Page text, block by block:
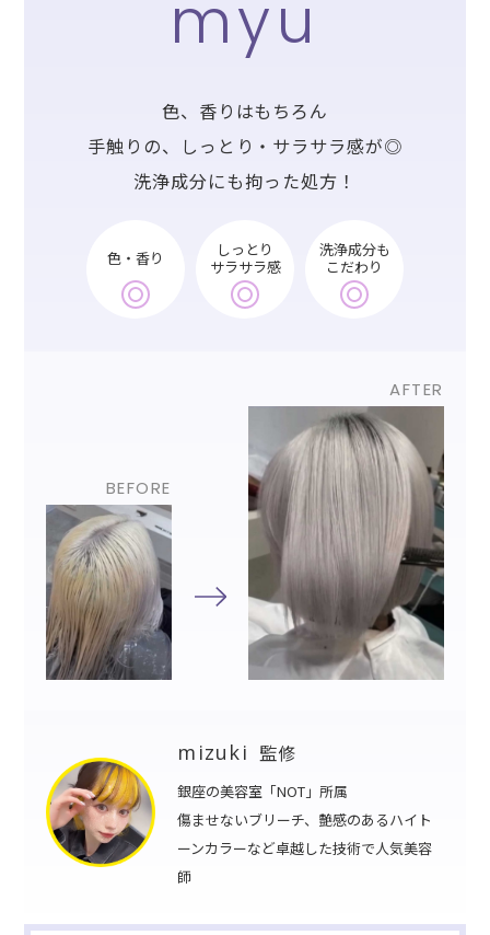
myu
色、香りはもちろん
手触りの、しっとり・サラサラ感が◎
洗浄成分にも拘った処方！
色・香り
しっとり
サラサラ感
洗浄成分も
こだわり
mizuki 監修
銀座の美容室「NOT」所属
傷ませないブリーチ、艶感のあるハイト
ーンカラーなど卓越した技術で人気美容
師